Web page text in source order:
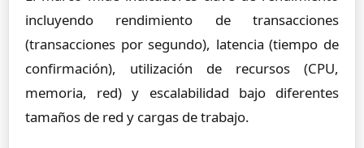
incluyendo rendimiento de transacciones
(transacciones por segundo), latencia (tiempo de
confirmación), utilización de recursos (CPU,
memoria, red) y escalabilidad bajo diferentes
tamaños de red y cargas de trabajo.